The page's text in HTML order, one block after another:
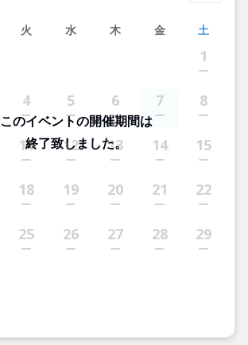
火 水 木 金 土
1
4 5 6 7 8
11 12 13 14 15
18 19 20 21 22
25 26 27 28 29
このイベントの開催期間は
終了致しました。